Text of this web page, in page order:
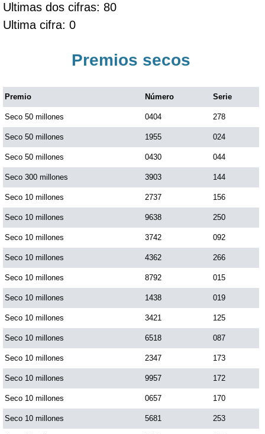
Ultimas dos cifras: 80
Ultima cifra: 0
Premios secos
Premio Número Serie
Seco 50 millones 0404 278
Seco 50 millones 1955 024
Seco 50 millones 0430 044
Seco 300 millones 3903 144
Seco 10 millones 2737 156
Seco 10 millones 9638 250
Seco 10 millones 3742 092
Seco 10 millones 4362 266
Seco 10 millones 8792 015
Seco 10 millones 1438 019
Seco 10 millones 3421 125
Seco 10 millones 6518 087
Seco 10 millones 2347 173
Seco 10 millones 9957 172
Seco 10 millones 0657 170
Seco 10 millones 5681 253